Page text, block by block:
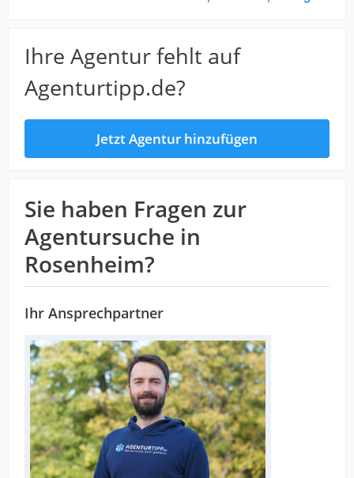
Ihre Agentur fehlt auf
Agenturtipp.de?
Jetzt Agentur hinzufügen
Sie haben Fragen zur
Agentursuche in
Rosenheim?
Ihr Ansprechpartner